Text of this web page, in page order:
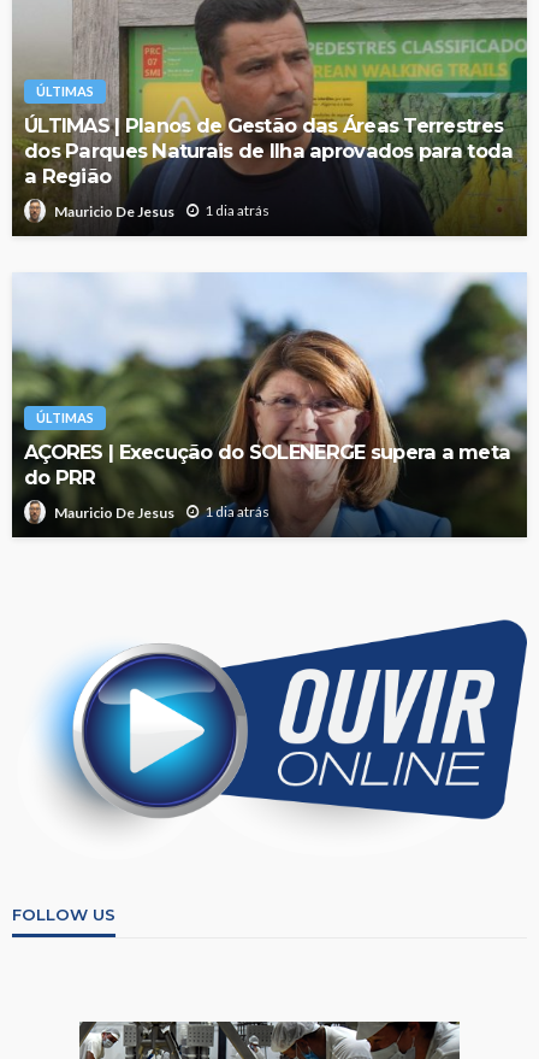
ÚLTIMAS
ÚLTIMAS | Planos de Gestão das Áreas Terrestres
dos Parques Naturais de Ilha aprovados para toda
a Região
Mauricio De Jesus 1 dia atrás
ÚLTIMAS
AÇORES | Execução do SOLENERGE supera a meta
do PRR
Mauricio De Jesus 1 dia atrás
FOLLOW US